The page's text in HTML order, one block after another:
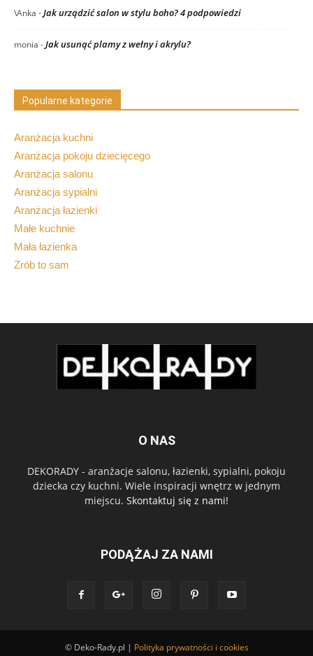
\Anka -Jak urządzić salon w stylu boho? 4 podpowiedzi
monia -Jak usunąć plamy z wełny i akrylu?
Popularne kategorie
Aranżacja kuchni
Aranżacja pokoju dziecięcego
Aranżacja salonu
Aranżacja sypialni
Aranżacja łazienki
Małe kuchnie
Mała łazienka
Zrób to sam
O NAS
DEKORADY - aranżacje salonu, łazienki, sypialni, pokoju
dziecka czy kuchni. Wiele inspiracji wnętrz w jednym
miejscu. Skontaktuj się z nami!
PODĄŻAJ ZA NAMI
© Deko-Rady.pl | Polityka prywatności i cookies